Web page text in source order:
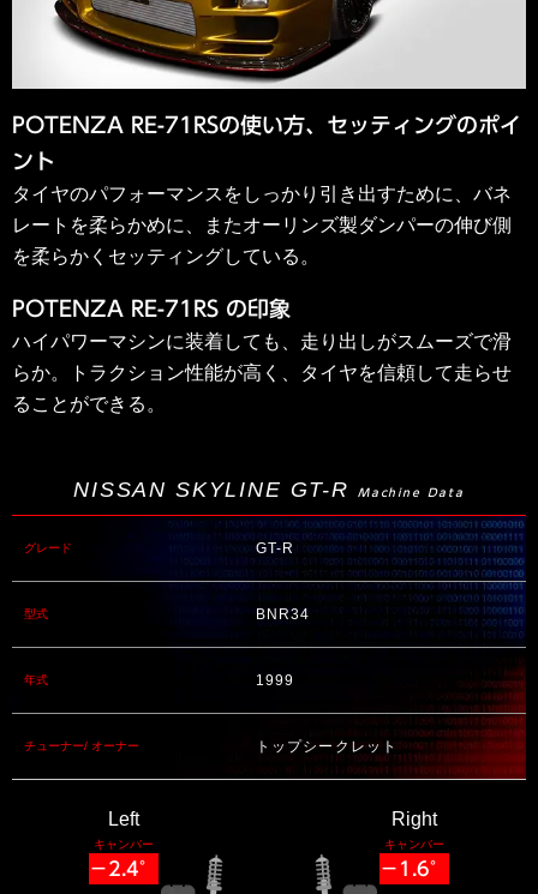
POTENZA RE-71RSの使い方、セッティングのポイ
ント
タイヤのパフォーマンスをしっかり引き出すために、バネ
レートを柔らかめに、またオーリンズ製ダンパーの伸び側
を柔らかくセッティングしている。
POTENZA RE-71RS の印象
ハイパワーマシンに装着しても、走り出しがスムーズで滑
らか。トラクション性能が高く、タイヤを信頼して走らせ
ることができる。
NISSAN SKYLINE GT-R Machine Data
グレード GT-R
型式 BNR34
年式 1999
チューナー/ オーナー トップシークレット
Left
キャンバー
−2.4°
Right
キャンバー
−1.6°